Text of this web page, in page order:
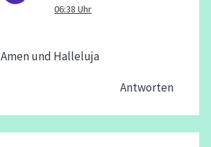
06:38 Uhr
Amen und Halleluja
Antworten